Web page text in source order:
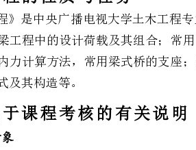
二关于课程考核的有关说明
10080%